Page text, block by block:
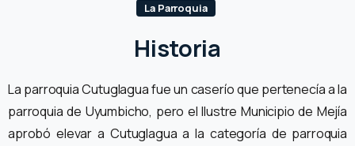
La Parroquia
Historia
La parroquia Cutuglagua fue un caserío que pertenecía a la
parroquia de Uyumbicho, pero el Ilustre Municipio de Mejía
aprobó elevar a Cutuglagua a la categoría de parroquia